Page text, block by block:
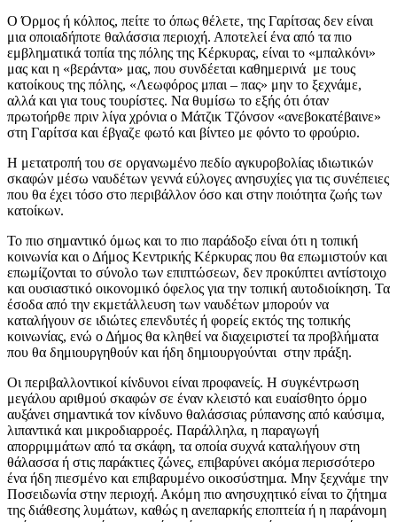
Ο Όρμος ή κόλπος, πείτε το όπως θέλετε, της Γαρίτσας δεν είναι
μια οποιαδήποτε θαλάσσια περιοχή. Αποτελεί ένα από τα πιο
εμβληματικά τοπία της πόλης της Κέρκυρας, είναι το «μπαλκόνι»
μας και η «βεράντα» μας, που συνδέεται καθημερινά με τους
κατοίκους της πόλης, «Λεωφόρος μπαι – πας» μην το ξεχνάμε,
αλλά και για τους τουρίστες. Να θυμίσω το εξής ότι όταν
πρωτοήρθε πριν λίγα χρόνια ο Μάτζικ Τζόνσον «ανεβοκατέβαινε»
στη Γαρίτσα και έβγαζε φωτό και βίντεο με φόντο το φρούριο.
Η μετατροπή του σε οργανωμένο πεδίο αγκυροβολίας ιδιωτικών
σκαφών μέσω ναυδέτων γεννά εύλογες ανησυχίες για τις συνέπειες
που θα έχει τόσο στο περιβάλλον όσο και στην ποιότητα ζωής των
κατοίκων.
Το πιο σημαντικό όμως και το πιο παράδοξο είναι ότι η τοπική
κοινωνία και ο Δήμος Κεντρικής Κέρκυρας που θα επωμιστούν και
επωμίζονται το σύνολο των επιπτώσεων, δεν προκύπτει αντίστοιχο
και ουσιαστικό οικονομικό όφελος για την τοπική αυτοδιοίκηση. Τα
έσοδα από την εκμετάλλευση των ναυδέτων μπορούν να
καταλήγουν σε ιδιώτες επενδυτές ή φορείς εκτός της τοπικής
κοινωνίας, ενώ ο Δήμος θα κληθεί να διαχειριστεί τα προβλήματα
που θα δημιουργηθούν και ήδη δημιουργούνται στην πράξη.
Οι περιβαλλοντικοί κίνδυνοι είναι προφανείς. Η συγκέντρωση
μεγάλου αριθμού σκαφών σε έναν κλειστό και ευαίσθητο όρμο
αυξάνει σημαντικά τον κίνδυνο θαλάσσιας ρύπανσης από καύσιμα,
λιπαντικά και μικροδιαρροές. Παράλληλα, η παραγωγή
απορριμμάτων από τα σκάφη, τα οποία συχνά καταλήγουν στη
θάλασσα ή στις παράκτιες ζώνες, επιβαρύνει ακόμα περισσότερο
ένα ήδη πιεσμένο και επιβαρυμένο οικοσύστημα. Μην ξεχνάμε την
Ποσειδωνία στην περιοχή. Ακόμη πιο ανησυχητικό είναι το ζήτημα
της διάθεσης λυμάτων, καθώς η ανεπαρκής εποπτεία ή η παράνομη